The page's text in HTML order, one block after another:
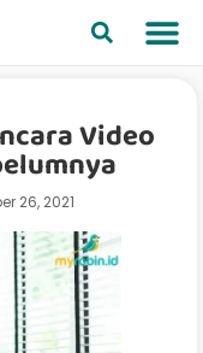
Video
26, 2021